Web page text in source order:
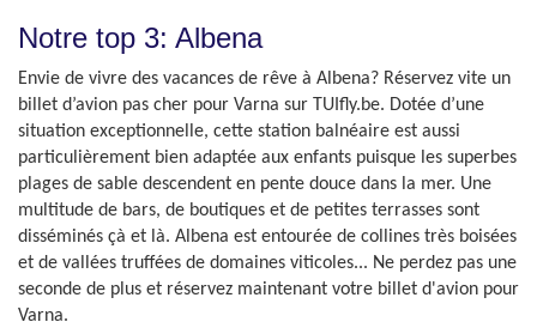
Notre top 3: Albena
Envie de vivre des vacances de rêve à Albena? Réservez vite un
billet d’avion pas cher pour Varna sur TUIfly.be. Dotée d’une
situation exceptionnelle, cette station balnéaire est aussi
particulièrement bien adaptée aux enfants puisque les superbes
plages de sable descendent en pente douce dans la mer. Une
multitude de bars, de boutiques et de petites terrasses sont
disséminés çà et là. Albena est entourée de collines très boisées
et de vallées truffées de domaines viticoles... Ne perdez pas une
seconde de plus et réservez maintenant votre billet d'avion pour
Varna.